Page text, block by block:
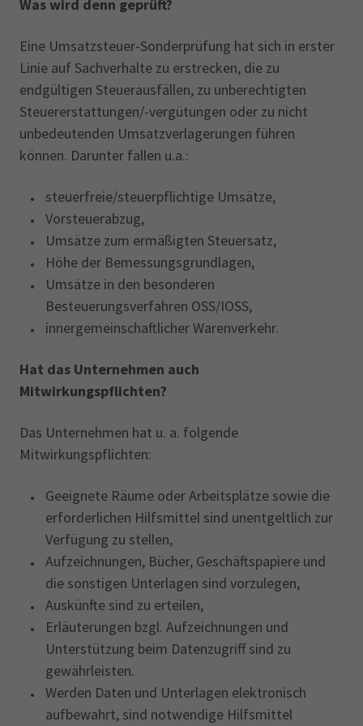
Was wird denn geprüft?
Eine Umsatzsteuer-Sonderprüfung hat sich in erster
Linie auf Sachverhalte zu erstrecken, die zu
endgültigen Steuerausfällen, zu unberechtigten
Steuererstattungen/-vergütungen oder zu nicht
unbedeutenden Umsatzverlagerungen führen
können. Darunter fallen u.a.:
steuerfreie/steuerpflichtige Umsätze,
Vorsteuerabzug,
Umsätze zum ermäßigten Steuersatz,
Höhe der Bemessungsgrundlagen,
Umsätze in den besonderen
Besteuerungsverfahren OSS/IOSS,
innergemeinschaftlicher Warenverkehr.
Hat das Unternehmen auch
Mitwirkungspflichten?
Das Unternehmen hat u. a. folgende
Mitwirkungspflichten:
Geeignete Räume oder Arbeitsplätze sowie die
erforderlichen Hilfsmittel sind unentgeltlich zur
Verfügung zu stellen,
Aufzeichnungen, Bücher, Geschäftspapiere und
die sonstigen Unterlagen sind vorzulegen,
Auskünfte sind zu erteilen,
Erläuterungen bzgl. Aufzeichnungen und
Unterstützung beim Datenzugriff sind zu
gewährleisten.
Werden Daten und Unterlagen elektronisch
aufbewahrt, sind notwendige Hilfsmittel